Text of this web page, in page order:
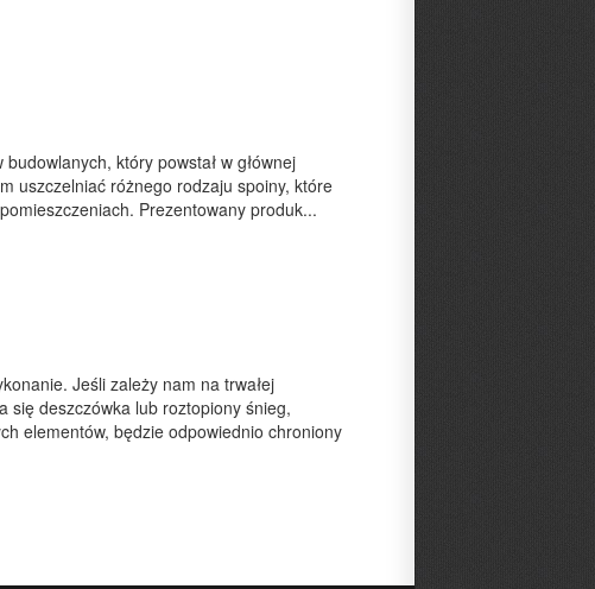
który powstał w głównej
uszczelniać różnego rodzaju spoiny, które
Prezentowany produk...
Jeśli zależy nam na trwałej
się deszczówka lub roztopiony śnieg,
elementów, będzie odpowiednio chroniony